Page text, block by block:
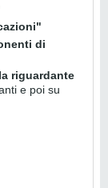
di
riguardante
e poi su